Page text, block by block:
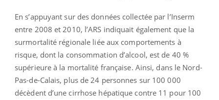
En s’appuyant sur des données collectée par l’Inserm
entre 2008 et 2010, l’ARS indiquait également que la
surmortalité régionale liée aux comportements à
risque, dont la consommation d’alcool, est de 40 %
supérieure à la mortalité française. Ainsi, dans le Nord-
Pas-de-Calais, plus de 24 personnes sur 100 000
décèdent d’une cirrhose hépatique contre 11 pour 100